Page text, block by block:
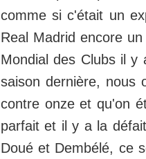
comme si c'était un
Real Madrid encore
Mondial des Clubs il y
saison dernière, nous
contre onze et qu'on
parfait et il y a la
Doué et Dembélé, ce